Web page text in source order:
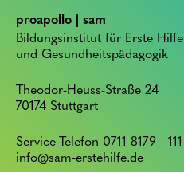
proapollo | sam
Bildungsinstitut für Erste Hilfe
und Gesundheitspädagogik
Theodor-Heuss-Straße 24
70174 Stuttgart
Service-Telefon 0711 8179 - 111
info@sam-erstehilfe.de